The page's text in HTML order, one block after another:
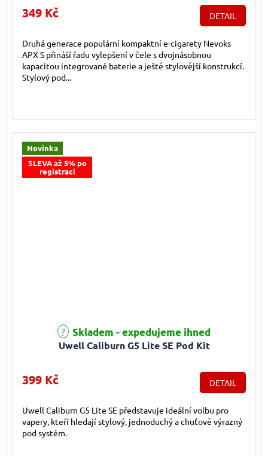
349 Kč DETAIL
Druhá generace populární kompaktní e-cigarety Nevoks
APX S přináší řadu vylepšení v čele s dvojnásobnou
kapacitou integrované baterie a ještě stylovější konstrukcí.
Stylový pod...
Novinka
SLEVA až 5% po
registraci
Uwell Caliburn G5 Lite SE Pod Kit
Skladem - expedujeme ihned
399 Kč DETAIL
Uwell Caliburn G5 Lite SE představuje ideální volbu pro
vapery, kteří hledají stylový, jednoduchý a chuťově výrazný
pod systém.